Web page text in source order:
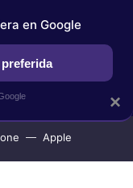
SELECCIÓN
Apple
×
en Google